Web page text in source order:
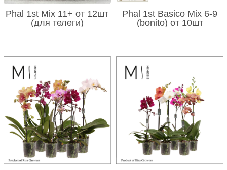
Phal 1st Mix 11+ от 12шт
(для телеги)
Phal 1st Basico Mix 6-9
(bonito) от 10шт